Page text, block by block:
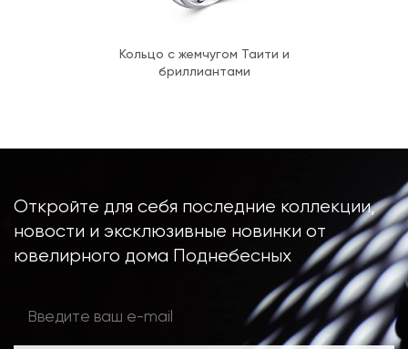
Кольцо с жемчугом Таити и
бриллиантами
Откройте для себя последние коллекции,
новости и эксклюзивные новинки от
ювелирного дома Поднебесных